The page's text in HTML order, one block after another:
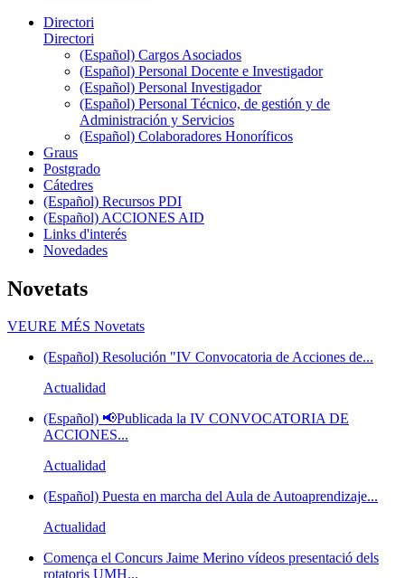
Directori
Directori
(Español) Cargos Asociados
(Español) Personal Docente e Investigador
(Español) Personal Investigador
(Español) Personal Técnico, de gestión y de
Administración y Servicios
(Español) Colaboradores Honoríficos
Graus
Postgrado
Cátedres
(Español) Recursos PDI
(Español) ACCIONES AID
Links d'interés
Novedades
Novetats
VEURE MÉS Novetats
(Español) Resolución "IV Convocatoria de Acciones de...
Actualidad
(Español) 📢Publicada la IV CONVOCATORIA DE
ACCIONES...
Actualidad
(Español) Puesta en marcha del Aula de Autoaprendizaje...
Actualidad
Comença el Concurs Jaime Merino vídeos presentació dels
rotatoris UMH...